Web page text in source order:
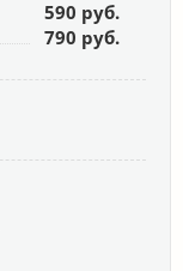
590 руб.
790 руб.